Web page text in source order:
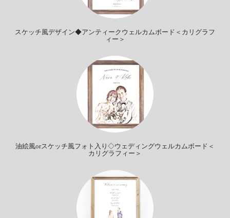
スケッチ風デザイン◆アンティークウェルカムボード＜カリグラフ
ィー＞
油絵風orスケッチ風フォト入り◇ウェディングウェルカムボード＜
カリグラフィー＞